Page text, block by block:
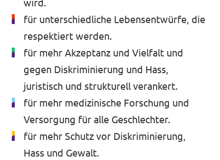
wird.
für unterschiedliche Lebensentwürfe, die
respektiert werden.
für mehr Akzeptanz und Vielfalt und
gegen Diskriminierung und Hass,
juristisch und strukturell verankert.
für mehr medizinische Forschung und
Versorgung für alle Geschlechter.
für mehr Schutz vor Diskriminierung,
Hass und Gewalt.